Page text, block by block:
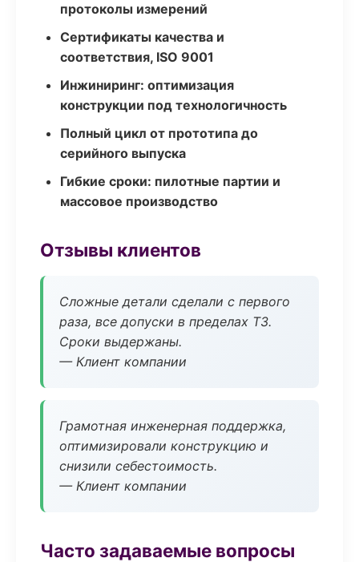
протоколы измерений
Сертификаты качества и
соответствия, ISO 9001
Инжиниринг: оптимизация
конструкции под технологичность
Полный цикл от прототипа до
серийного выпуска
Гибкие сроки: пилотные партии и
массовое производство
Отзывы клиентов
Сложные детали сделали с первого
раза, все допуски в пределах ТЗ.
Сроки выдержаны.
— Клиент компании
Грамотная инженерная поддержка,
оптимизировали конструкцию и
снизили себестоимость.
— Клиент компании
Часто задаваемые вопросы